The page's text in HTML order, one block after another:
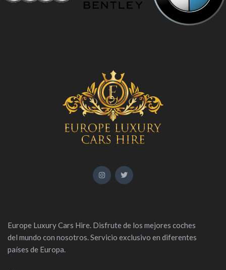
Europe Luxury Cars Hire. Disfrute de los mejores coches
del mundo con nosotros. Servicio exclusivo en diferentes
países de Europa.